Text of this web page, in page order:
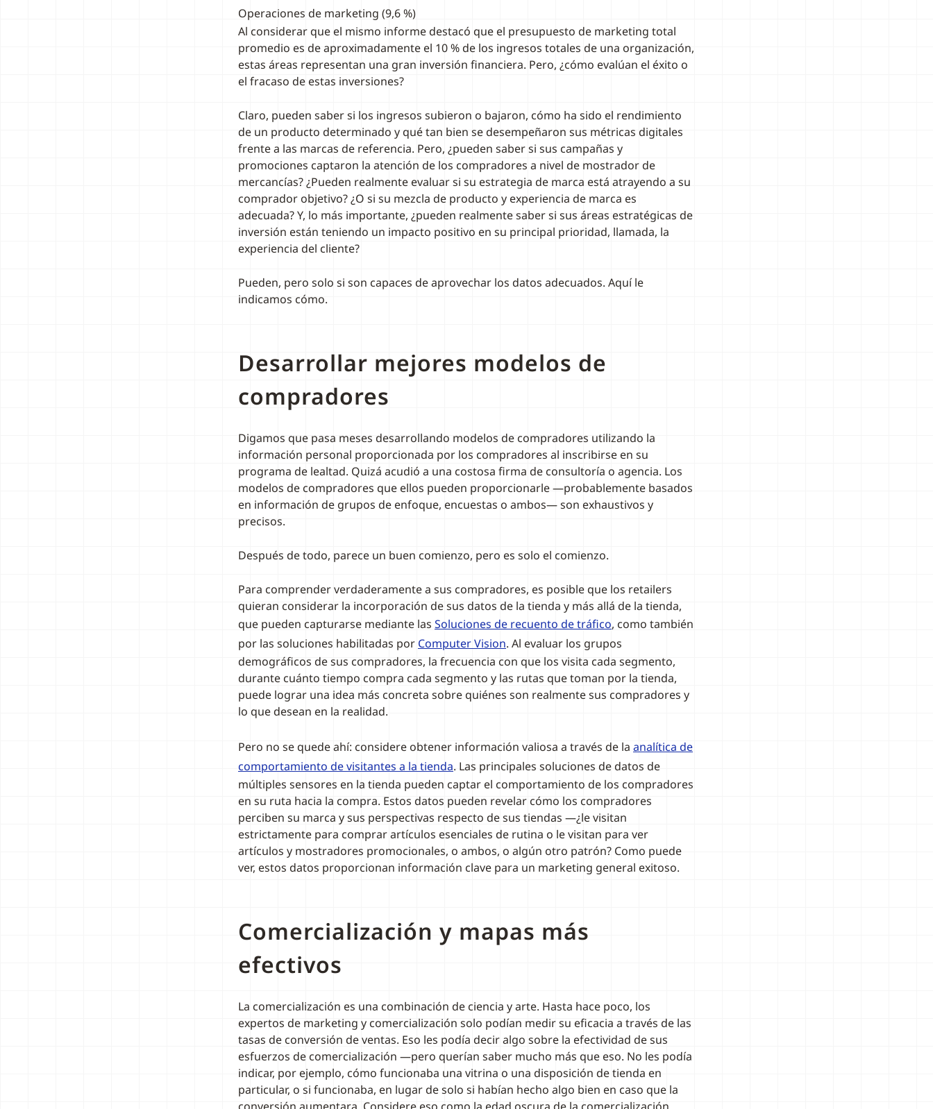
Operaciones de marketing (9,6 %)
Al considerar que el mismo informe destacó que el presupuesto de marketing total
promedio es de aproximadamente el 10 % de los ingresos totales de una organización,
estas áreas representan una gran inversión financiera. Pero, ¿cómo evalúan el éxito o
el fracaso de estas inversiones?
Claro, pueden saber si los ingresos subieron o bajaron, cómo ha sido el rendimiento
de un producto determinado y qué tan bien se desempeñaron sus métricas digitales
frente a las marcas de referencia. Pero, ¿pueden saber si sus campañas y
promociones captaron la atención de los compradores a nivel de mostrador de
mercancías? ¿Pueden realmente evaluar si su estrategia de marca está atrayendo a su
comprador objetivo? ¿O si su mezcla de producto y experiencia de marca es
adecuada? Y, lo más importante, ¿pueden realmente saber si sus áreas estratégicas de
inversión están teniendo un impacto positivo en su principal prioridad, llamada, la
experiencia del cliente?
Pueden, pero solo si son capaces de aprovechar los datos adecuados. Aquí le
indicamos cómo.
Desarrollar mejores modelos de
compradores
Digamos que pasa meses desarrollando modelos de compradores utilizando la
información personal proporcionada por los compradores al inscribirse en su
programa de lealtad. Quizá acudió a una costosa firma de consultoría o agencia. Los
modelos de compradores que ellos pueden proporcionarle —probablemente basados
en información de grupos de enfoque, encuestas o ambos— son exhaustivos y
precisos.
Después de todo, parece un buen comienzo, pero es solo el comienzo.
Para comprender verdaderamente a sus compradores, es posible que los retailers
quieran considerar la incorporación de sus datos de la tienda y más allá de la tienda,
que pueden capturarse mediante las Soluciones de recuento de tráfico, como también
por las soluciones habilitadas por Computer Vision. Al evaluar los grupos
demográficos de sus compradores, la frecuencia con que los visita cada segmento,
durante cuánto tiempo compra cada segmento y las rutas que toman por la tienda,
puede lograr una idea más concreta sobre quiénes son realmente sus compradores y
lo que desean en la realidad.
Pero no se quede ahí: considere obtener información valiosa a través de la analítica de
comportamiento de visitantes a la tienda. Las principales soluciones de datos de
múltiples sensores en la tienda pueden captar el comportamiento de los compradores
en su ruta hacia la compra. Estos datos pueden revelar cómo los compradores
perciben su marca y sus perspectivas respecto de sus tiendas —¿le visitan
estrictamente para comprar artículos esenciales de rutina o le visitan para ver
artículos y mostradores promocionales, o ambos, o algún otro patrón? Como puede
ver, estos datos proporcionan información clave para un marketing general exitoso.
Comercialización y mapas más
efectivos
La comercialización es una combinación de ciencia y arte. Hasta hace poco, los
expertos de marketing y comercialización solo podían medir su eficacia a través de las
tasas de conversión de ventas. Eso les podía decir algo sobre la efectividad de sus
esfuerzos de comercialización —pero querían saber mucho más que eso. No les podía
indicar, por ejemplo, cómo funcionaba una vitrina o una disposición de tienda en
particular, o si funcionaba, en lugar de solo si habían hecho algo bien en caso que la